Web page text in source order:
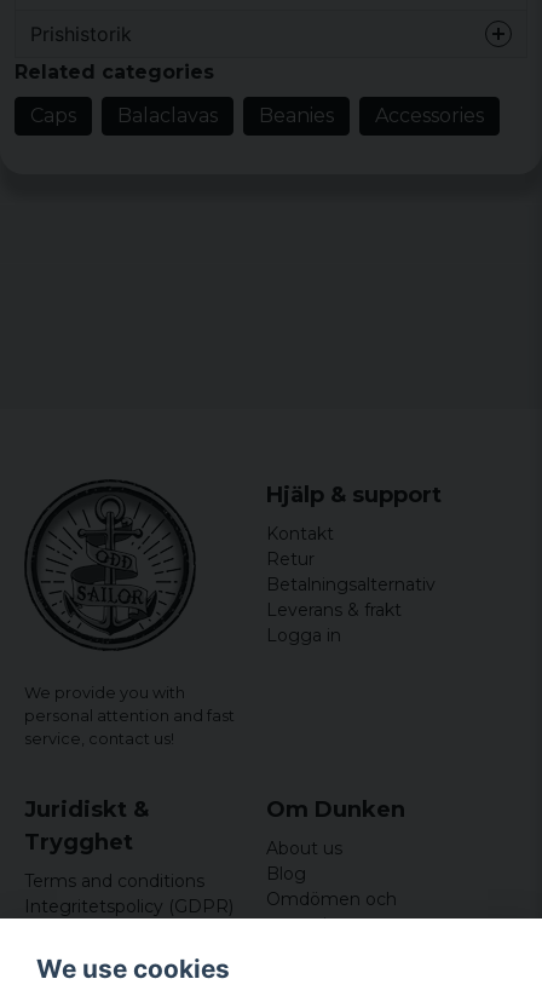
Prishistorik
Related categories
Caps
Balaclavas Beanies Accessories
We provide you with
personal attention and fast
service, contact us!
Hjälp & support
Kontakt
Retur
Betalningsalternativ
Leverans & frakt
Logga in
Juridiskt &
Trygghet
Terms and conditions
Integritetspolicy (GDPR)
Om Dunken
About us
Blog
Omdömen och
recensioner
We use cookies